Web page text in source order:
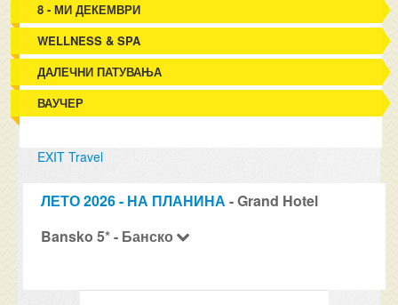
8 - МИ ДЕКЕМВРИ
WELLNESS & SPA
ДАЛЕЧНИ ПАТУВАЊА
ВАУЧЕР
EXIT Travel
ЛЕТО 2026 - НА ПЛАНИНА - Grand Hotel
Bansko 5* - Банско